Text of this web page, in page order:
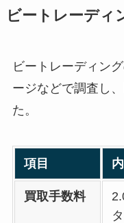
ビートレーディ
ビートレーディン
ージなどで調査し
た。
項目
買取手数料